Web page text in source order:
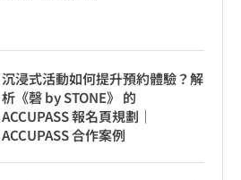
沉浸式活動如何提升預約體驗？解
析《磬 by STONE》 的
ACCUPASS 報名頁規劃｜
ACCUPASS 合作案例